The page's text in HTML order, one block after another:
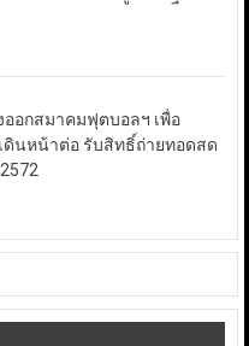
อกสมาคมฟุตบอลฯ เพื่อ
ดินหน้าต่อ รับสิทธิ์ถ่ายทอดสด